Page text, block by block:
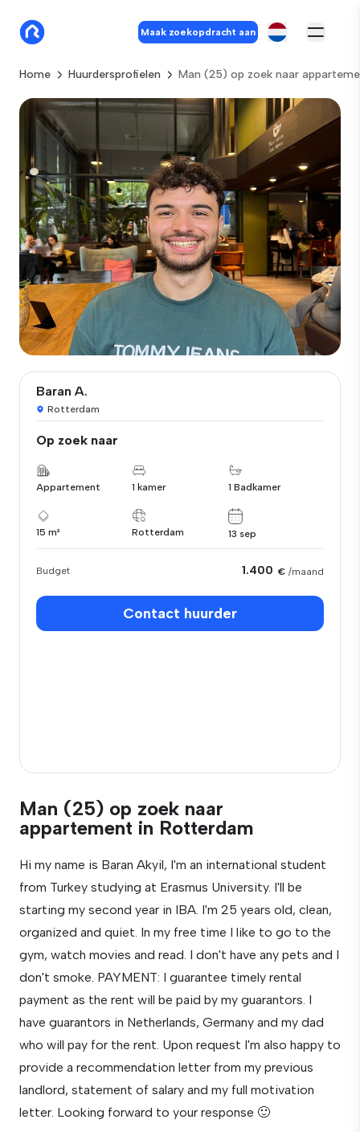
Maak zoekopdracht aan
Home Huurdersprofielen Man (25) op zoek naar
Baran A.
Rotterdam
Op zoek naar
Appartement 1 kamer 1 Badkamer
15 m² Rotterdam 13 sep
Budget 1.400 € /maand
Contact huurder
Man (25) op zoek naar
appartement in Rotterdam
Hi my name is Baran Akyil, I'm an international student
from Turkey studying at Erasmus University. I'll be
starting my second year in IBA. I'm 25 years old, clean,
organized and quiet. In my free time I like to go to the
gym, watch movies and read. I don't have any pets and I
don't smoke. PAYMENT: I guarantee timely rental
payment as the rent will be paid by my guarantors. I
have guarantors in Netherlands, Germany and my dad
who will pay for the rent. Upon request I'm also happy to
provide a recommendation letter from my previous
landlord, statement of salary and my full motivation
letter. Looking forward to your response 🙂